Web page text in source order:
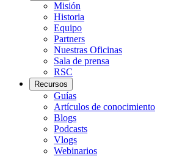
Misión
Historia
Equipo
Partners
Nuestras Oficinas
Sala de prensa
RSC
Recursos
Guías
Artículos de conocimiento
Blogs
Podcasts
Vlogs
Webinarios